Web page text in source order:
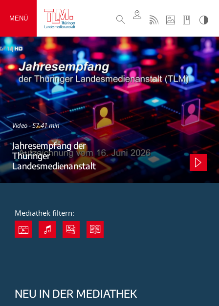
MENÜ
Video - 57:41 min
Jahresempfang der
Thüringer
Landesmedienanstalt
Mediathek filtern:
NEU IN DER MEDIATHEK